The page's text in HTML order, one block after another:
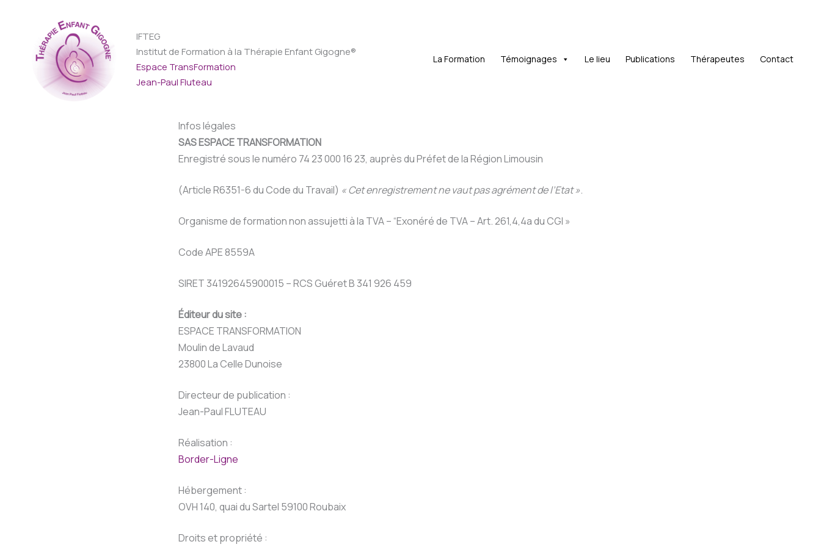
IFTEG
Institut de Formation à la Thérapie Enfant Gigogne®
Espace TransFormation
Jean-Paul Fluteau
La Formation Témoignages Le lieu Publications Thérapeutes Contact
Infos légales
SAS ESPACE TRANSFORMATION
Enregistré sous le numéro 74 23 000 16 23, auprès du Préfet de la Région Limousin
(Article R6351-6 du Code du Travail) « Cet enregistrement ne vaut pas agrément de l’Etat ».
Organisme de formation non assujetti à la TVA – “Exonéré de TVA – Art. 261,4,4a du CGI »
Code APE 8559A
SIRET 34192645900015 – RCS Guéret B 341 926 459
Éditeur du site :
ESPACE TRANSFORMATION
Moulin de Lavaud
23800 La Celle Dunoise
Directeur de publication :
Jean-Paul FLUTEAU
Réalisation :
Border-Ligne
Hébergement :
OVH 140, quai du Sartel 59100 Roubaix
Droits et propriété :